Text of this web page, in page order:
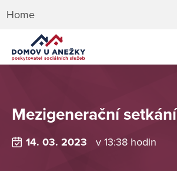
Home
Mezigenerační setkání
14. 03. 2023 v 13:38 hodin